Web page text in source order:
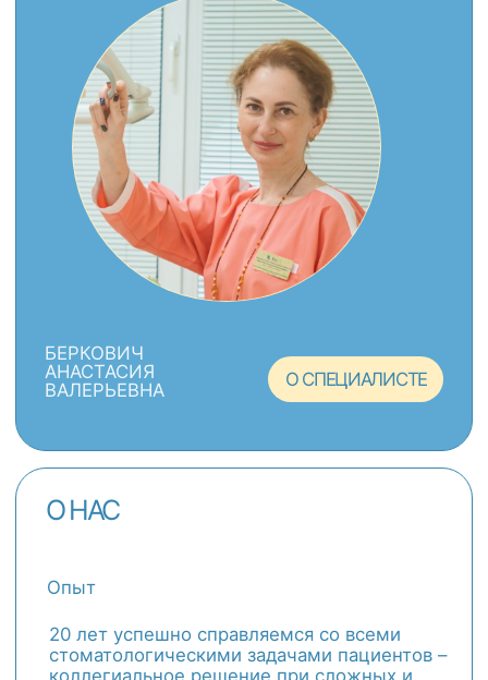
ПРОТЕЗИРОВАНИЕ
ЗУБОВ
Восстановление функции и эстетики
всей зубо-челюстной системы с
помощью современных методов
протезирования
Стоматолог-ортопед врач высшей
категории, профессиональный опыт
СЕРОВ АЛЕКСЕЙ ВЛАДИМИРОВИЧ